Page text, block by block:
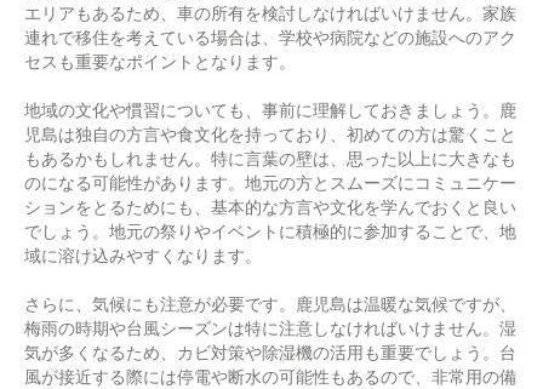
エリアもあるため、車の所有を検討しなければいけません。家族
連れで移住を考えている場合は、学校や病院などの施設へのアク
セスも重要なポイントとなります。
地域の文化や慣習についても、事前に理解しておきましょう。鹿
児島は独自の方言や食文化を持っており、初めての方は驚くこと
もあるかもしれません。特に言葉の壁は、思った以上に大きなも
のになる可能性があります。地元の方とスムーズにコミュニケー
ションをとるためにも、基本的な方言や文化を学んでおくと良い
でしょう。地元の祭りやイベントに積極的に参加することで、地
域に溶け込みやすくなります。
さらに、気候にも注意が必要です。鹿児島は温暖な気候ですが、
梅雨の時期や台風シーズンは特に注意しなければいけません。湿
気が多くなるため、カビ対策や除湿機の活用も重要でしょう。台
風が接近する際には停電や断水の可能性もあるので、非常用の備